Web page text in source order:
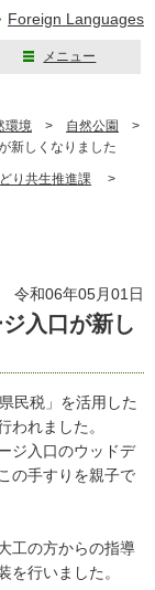
Foreign Languages
メニュー
環境 > 自然公園
>
新しくなりました
り共生推進課 >
令和06年05月01日
入口が新し
民税」を活用した
われました。
ジ入口のウッドデ
の手すりを親子で
工の方からの指導
を行いました。